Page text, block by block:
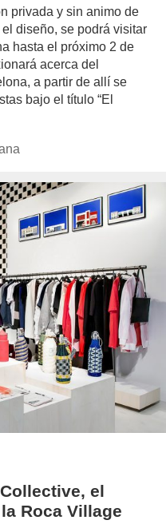
privada y sin animo de
diseño, se podrá visitar
hasta el próximo 2 de
acerca del
a partir de allí se
bajo el título “El
author/jazmin-
el
Roca Village